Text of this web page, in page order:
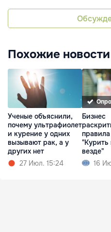
Похожие новости
Ученые объяснили,
почему ультрафиолет
и курение у одних
вызывают рак, а у
других нет
27 Июл. 15:24
Бизнес
"Курить
везде"
16